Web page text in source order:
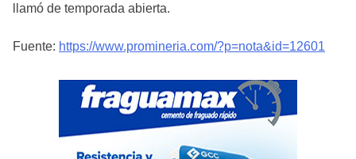
llamó de temporada abierta.
Fuente: https://www.promineria.com/?p=nota&id=12601